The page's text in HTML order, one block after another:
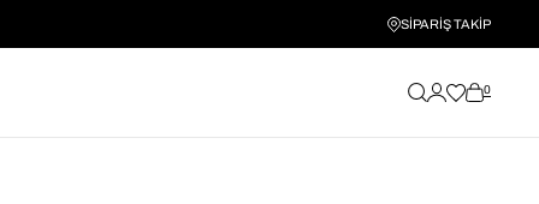
SİPARİŞ TAKİP
0